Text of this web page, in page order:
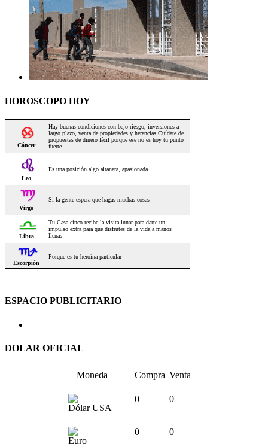
HOROSCOPO HOY
ESPACIO PUBLICITARIO
DOLAR OFICIAL
Moneda Compra Venta
Dólar USA
0 0
Euro
0 0